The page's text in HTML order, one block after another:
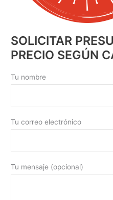
SOLICITAR
PRECIO SEGÚN
Tu nombre
Tu correo electrónico
Tu mensaje (opcional)